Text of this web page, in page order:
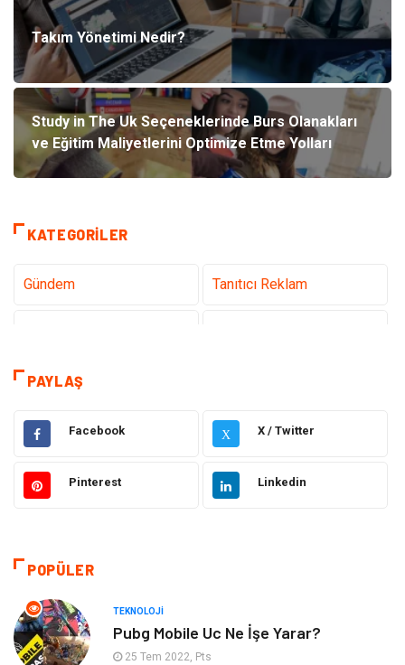
Takım Yönetimi Nedir?
Study in The Uk Seçeneklerinde Burs Olanakları
ve Eğitim Maliyetlerini Optimize Etme Yolları
KATEGORILER
Gündem Tanıtıcı Reklam
Dekorasyon
Eğitim Hukuk
Ulaşım ve Taşımacılık Yapı İnşaat
Tekstil
Bilgisayar ve Yazılım
Alışveriş
PAYLAŞ
Facebook X X / Twitter
Pinterest Linkedin
POPÜLER
TEKNOLOJI
Pubg Mobile Uc Ne İşe Yarar?
25 Tem 2022, Pts